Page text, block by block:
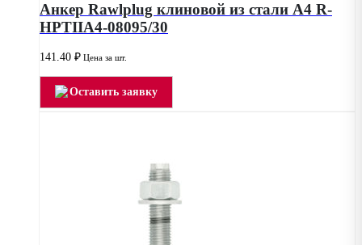
Анкер Rawlplug клиновой из стали А4 R-
HPTIIA4-08095/30
141.40 ₽ Цена за шт.
Оставить заявку